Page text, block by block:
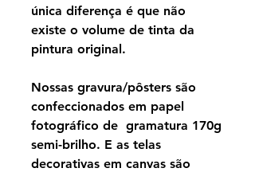
única diferença é que não
existe o volume de tinta da
pintura original.
Nossas gravura/pôsters são
confeccionados em papel
fotográfico de gramatura 170g
semi-brilho. E as telas
decorativas em canvas são